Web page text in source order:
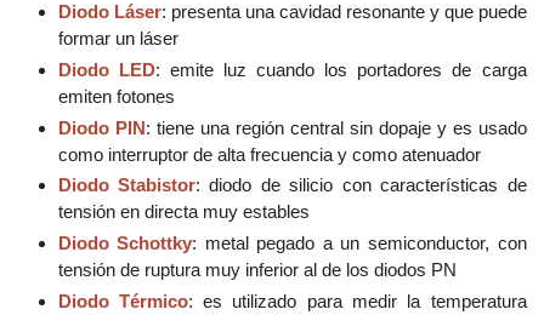
Diodo Láser: presenta una cavidad resonante y que puede
formar un láser
Diodo LED: emite luz cuando los portadores de carga
emiten fotones
Diodo PIN: tiene una región central sin dopaje y es usado
como interruptor de alta frecuencia y como atenuador
Diodo Stabistor: diodo de silicio con características de
tensión en directa muy estables
Diodo Schottky: metal pegado a un semiconductor, con
tensión de ruptura muy inferior al de los diodos PN
Diodo Térmico: es utilizado para medir la temperatura